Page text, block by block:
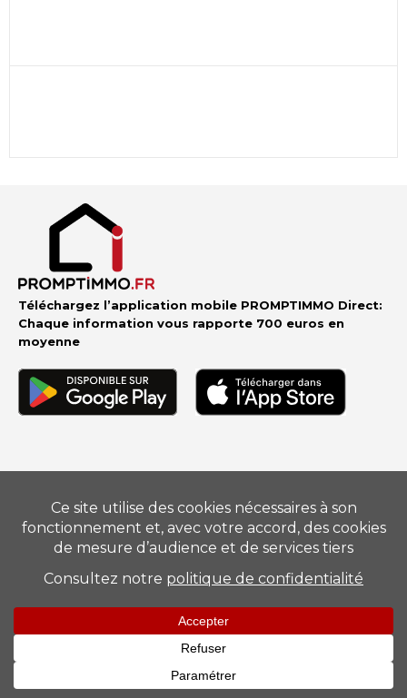
Téléchargez l’application mobile PROMPTIMMO Direct:
Chaque information vous rapporte 700 euros en
moyenne
Vendre–Acheter–Estimer–Nos conseillers–Devenir
Barème–